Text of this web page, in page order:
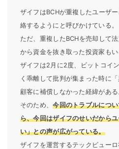
ザイフはBCHが重複したユーザ
絡するようにと呼びかけている。
ただ、重複したBCHを売却して
から資金を抜き取った投資家もい
ザイフは2月に2度、ビットコイ
く乖離して批判が集まった時に
顧客に補償しなかった経緯がある
そのため、今回のトラブルにつ
ら、今回はザイフのせいだから
い」との声が広がっている。
ザイフを運営するテックビュー